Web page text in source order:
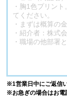
※1営業日中にご返信
※お急ぎの場合はお電